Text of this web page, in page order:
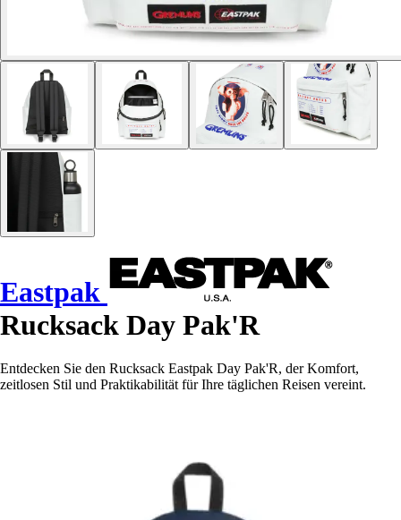
Eastpak
Rucksack Day Pak'R
Entdecken Sie den Rucksack Eastpak Day Pak'R, der Komfort,
zeitlosen Stil und Praktikabilität für Ihre täglichen Reisen vereint.